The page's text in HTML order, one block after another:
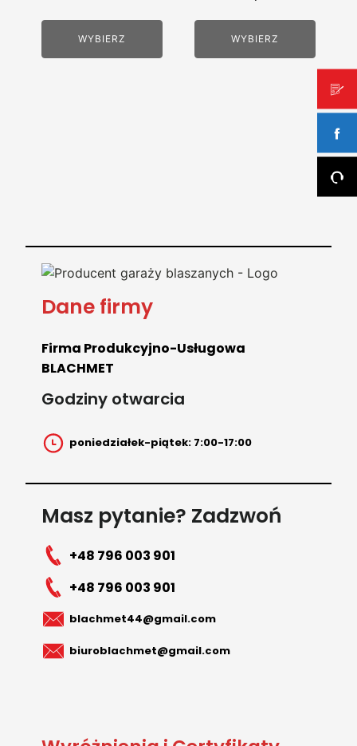
WYBIERZ
wynosiła:
9550,00
WYBIERZ
Dane firmy
Firma Produkcyjno-Usługowa
BLACHMET
Godziny otwarcia
poniedziałek-piątek: 7:00-17:00
Masz pytanie? Zadzwoń
+48 796 003 901
+48 796 003 901
blachmet44@gmail.com
biuroblachmet@gmail.com